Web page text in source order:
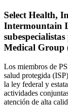
Select Health,
Intermountain
Medical Group
Los miembros de
salud protegida
la ley federal y
actividades
atención de alta